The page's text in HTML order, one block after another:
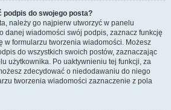
podpis do swojego posta?
należy go najpierw utworzyć w panelu
danej wiadomości swój podpis, zaznacz funkcję
w formularzu tworzenia wiadomości. Możesz
do wszystkich swoich postów, zaznaczając
użytkownika. Po uaktywnieniu tej funkcji, za
zdecydować o niedodawaniu do niego
tworzenia wiadomości zaznaczenie z pola